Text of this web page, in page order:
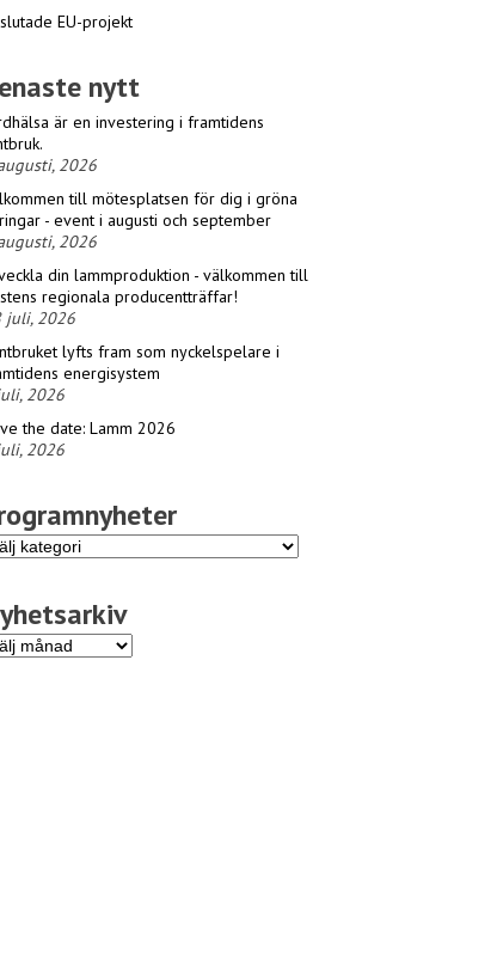
EU-projekt
nytt
är en investering i framtidens
2026
till mötesplatsen för dig i gröna
- event i augusti och september
2026
din lammproduktion - välkommen till
regionala producentträffar!
juli, 2026
lyfts fram som nyckelspelare i
energisystem
2026
the date: Lamm 2026
2026